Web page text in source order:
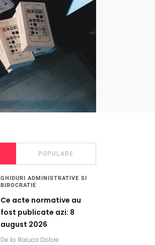
POPULARE
GHIDURI ADMINISTRATIVE SI
BIROCRATIE
Ce acte normative au
fost publicate azi: 8
august 2026
De la Raluca Dobre